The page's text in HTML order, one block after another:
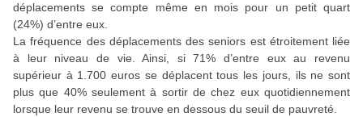
déplacements se compte même en mois pour un petit quart
(24%) d’entre eux.
La fréquence des déplacements des seniors est étroitement liée
à leur niveau de vie. Ainsi, si 71% d’entre eux au revenu
supérieur à 1.700 euros se déplacent tous les jours, ils ne sont
plus que 40% seulement à sortir de chez eux quotidiennement
lorsque leur revenu se trouve en dessous du seuil de pauvreté.